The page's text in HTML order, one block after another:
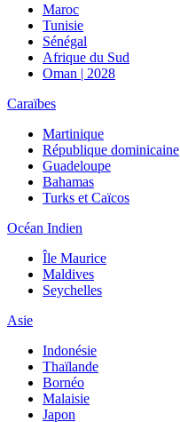
Maroc
Tunisie
Sénégal
Afrique du Sud
Oman | 2028
Caraïbes
Martinique
République dominicaine
Guadeloupe
Bahamas
Turks et Caïcos
Océan Indien
Île Maurice
Maldives
Seychelles
Asie
Indonésie
Thaïlande
Bornéo
Malaisie
Japon